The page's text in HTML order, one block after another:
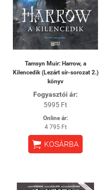
Tamsyn Muir: Harrow, a
Kilencedik (Lezárt sír-sorozat 2.)
könyv
Fogyasztói ár:
5995 Ft
Online ár:
4 795 Ft
 KOSÁRBA